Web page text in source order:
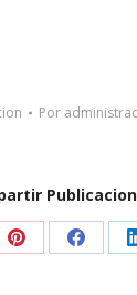
Por
Publicacion
Share Share